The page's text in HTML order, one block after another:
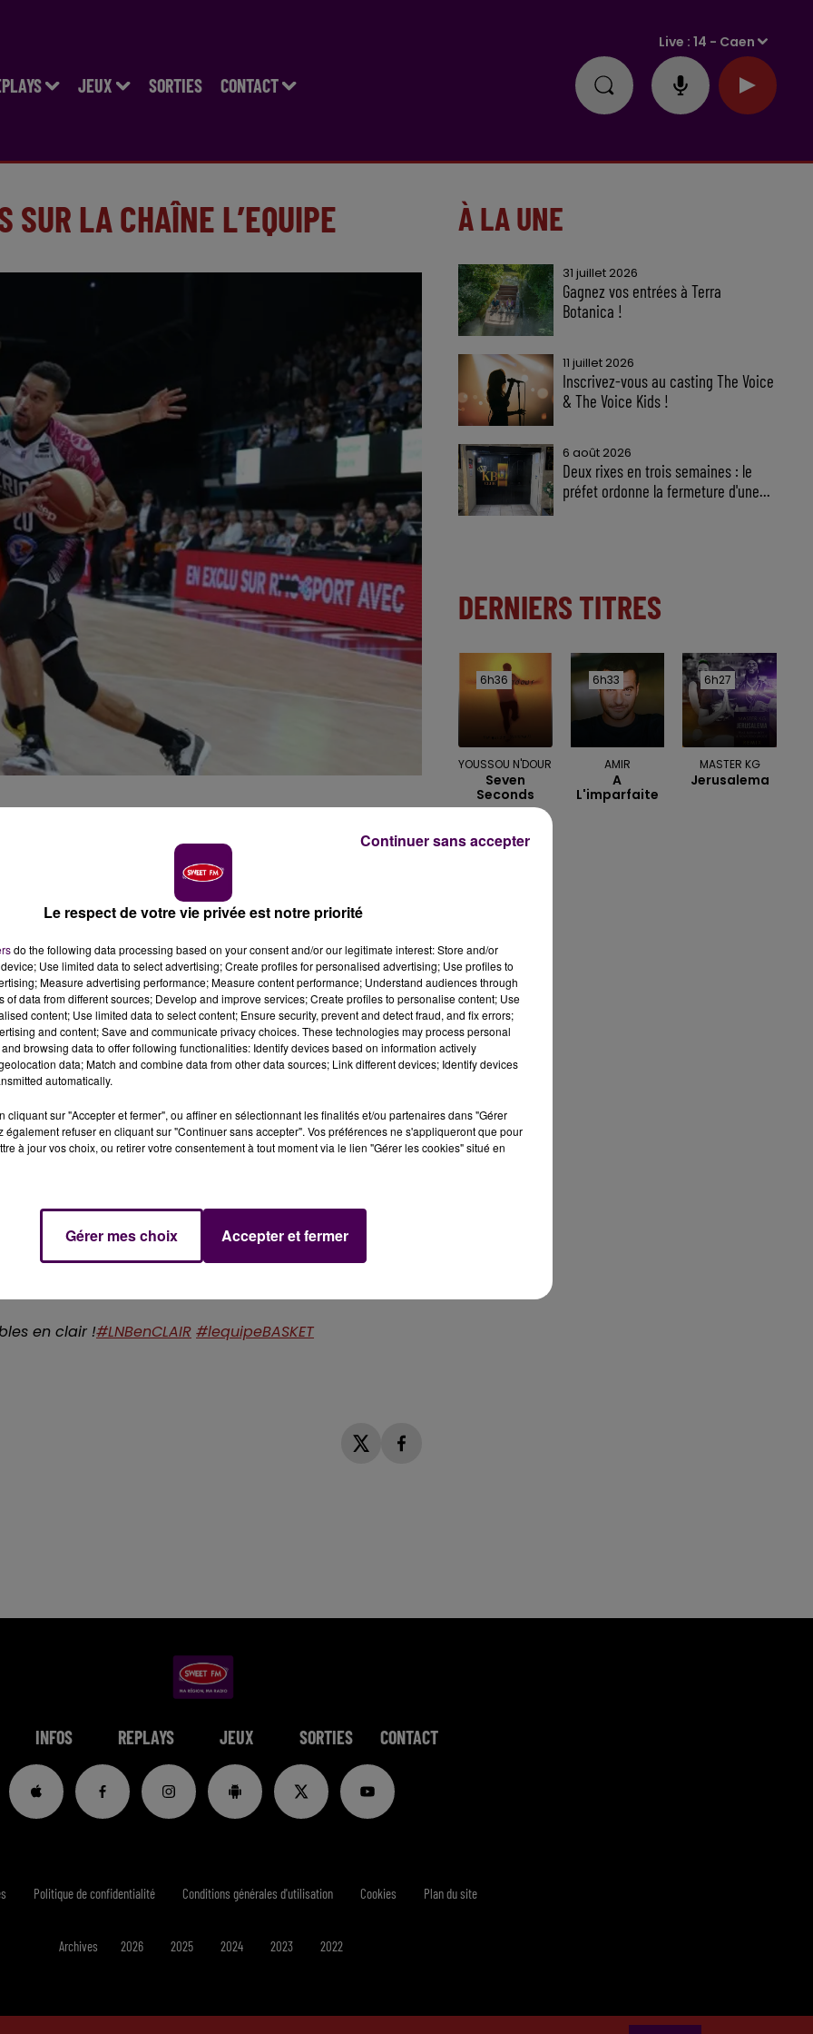
JEUX SORTIES CONTACT
Live :14 - Caen
SUR LA CHAÎNE L’EQUIPE
sur La Chaîne L'Equipe. Cette dernière a
matchs de Jeep Elite, dont ceux du MSB.
ce sera possible dans quelques jours.La Chaîne
avait obtenu les droits de diffusion du championnat
avec quarante matches au moins, saison régulière
la Coupe de France masculine et féminine. Jusqu’ici,
le vendredi 25 septembre à 21h, un match entre
sur nos petits écrans le MSB le lundi suivant, le 28
dans les Pyrénées-Atlantiques
L’Equipe indique qu’on pourra suivre également un
le lundi à 21h.
en clair !#LNBenCLAIR #lequipeBASKET
À LA UNE
31 juillet 2026
Gagnez vos entrées à Terra
Botanica !
11 juillet 2026
Inscrivez-vous au casting The Voice
& The Voice Kids !
6 août 2026
Deux rixes en trois semaines : le
préfet ordonne la fermeture d'une...
DERNIERS TITRES
6h36
6h36
YOUSSOU N'DOUR
Seven
Seconds
6h33
6h33
AMIR
A
L'imparfaite
6h27
6h27
MASTER KG
Jerusalema
INFOS REPLAYS JEUX SORTIES CONTACT
Politique de confidentialité Conditions générales d'utilisation Cookies Plan du site
Archives 2026 2025 2024 2023 2022
Le respect de votre vie privée est notre priorité
do the following data processing based on your consent and/or our legitimate interest: Store and/or
Use limited data to select advertising; Create profiles for personalised advertising; Use profiles to
Measure advertising performance; Measure content performance; Understand audiences through
of data from different sources; Develop and improve services; Create profiles to personalise content; Use
content; Use limited data to select content; Ensure security, prevent and detect fraud, and fix errors;
and content; Save and communicate privacy choices. These technologies may process personal
browsing data to offer following functionalities: Identify devices based on information actively
data; Match and combine data from other data sources; Link different devices; Identify devices
automatically.
cliquant sur "Accepter et fermer", ou affiner en sélectionnant les finalités et/ou partenaires dans "Gérer
également refuser en cliquant sur "Continuer sans accepter". Vos préférences ne s'appliqueront que pour
à jour vos choix, ou retirer votre consentement à tout moment via le lien "Gérer les cookies" situé en
Gérer mes choix Accepter et fermer
Continuer sans accepter